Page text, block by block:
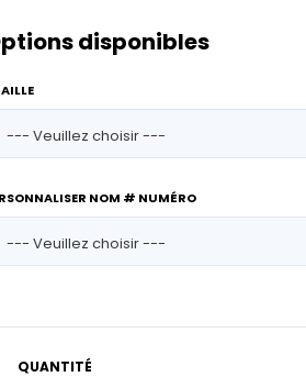
disponibles
NOM # NUMÉRO
QUANTITÉ